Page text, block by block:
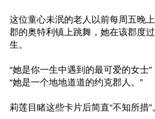
这位童心未泯的老人以前每周五晚
郡的奥特利镇上跳舞，她在该郡度
生。
“她是你一生中遇到的最可爱的女士”
“她是一个地地道道的约克郡人。”
莉莲目睹这些卡片后简直“不知所措”